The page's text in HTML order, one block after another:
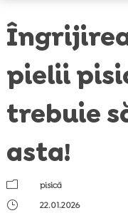
pielii
trebuie
asta!
m
pisică
}
22.01.2026